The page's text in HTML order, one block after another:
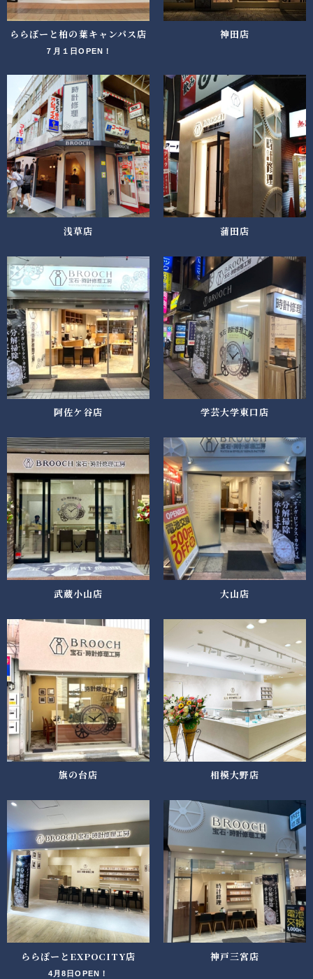
ららぽーと柏の葉キャンパス店
７月１日OPEN！
神田店
浅草店 蒲田店
阿佐ケ谷店 学芸大学東口店
武蔵小山店 大山店
旗の台店 相模大野店
ららぽーとEXPOCITY店
4月8日OPEN！
神戸三宮店